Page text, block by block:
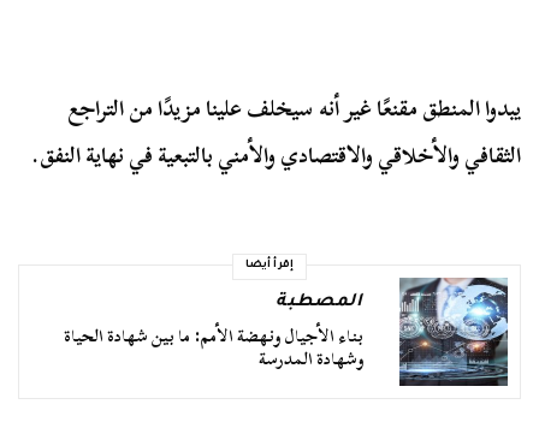
يبدوا المنطق مقنعًا غير أنه سيخلف علينا مزيدًا من التراجع
الثقافي والأخلاقي والاقتصادي والأمني بالتبعية في نهاية النفق.
إقرأ أيضا
المصطبة
بناء الأجيال ونهضة الأمم: ما بين شهادة الحياة
وشهادة المدرسة